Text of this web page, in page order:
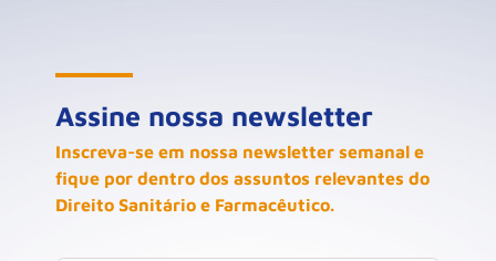
Assine nossa newsletter
Inscreva-se em nossa newsletter semanal e
fique por dentro dos assuntos relevantes do
Direito Sanitário e Farmacêutico.